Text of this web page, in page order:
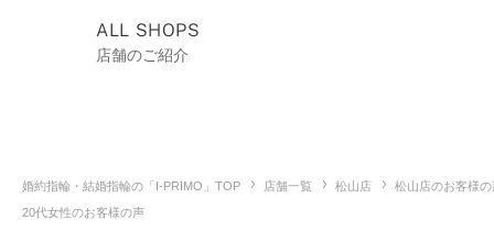
ALL SHOPS
店舗のご紹介
婚約指輪・結婚指輪の「I-PRIMO」TOP 店舗一覧 松山店
松山店のお客様
20代女性のお客様の声